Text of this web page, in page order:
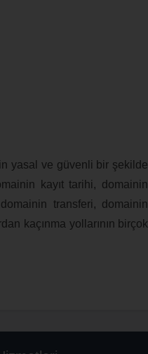
yasal ve güvenli bir şekilde
kayıt tarihi, domainin
transferi, domainin
kaçınma yollarının birçok